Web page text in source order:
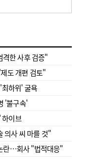
격한 사후 검증"
도 개편 검토"
하위' 굴욕
'불구속'
하이브
의사 씨 마를 것"
란…회사 "법적대응"